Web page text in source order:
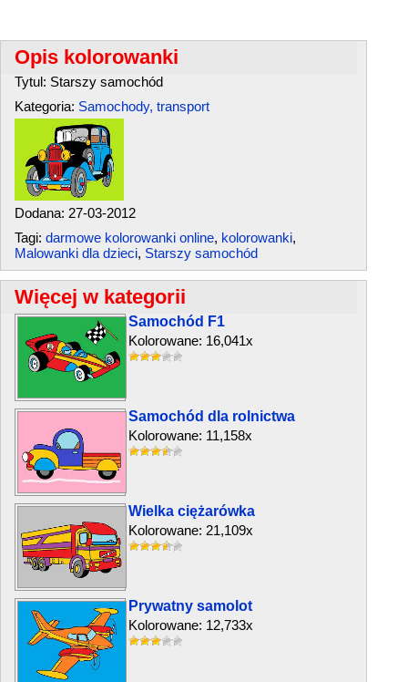
Opis kolorowanki
Tytul: Starszy samochód
Kategoria: Samochody, transport
Dodana: 27-03-2012
Tagi: darmowe kolorowanki online, kolorowanki,
Malowanki dla dzieci, Starszy samochód
Więcej w kategorii
Samochód F1
Kolorowane: 16,041x
Samochód dla rolnictwa
Kolorowane: 11,158x
Wielka ciężarówka
Kolorowane: 21,109x
Prywatny samolot
Kolorowane: 12,733x